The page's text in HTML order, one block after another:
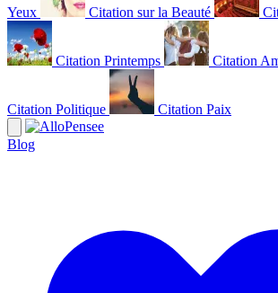
Yeux Citation sur la Beauté
Citation Printemps Citation
Citation Politique Citation Paix
Blog